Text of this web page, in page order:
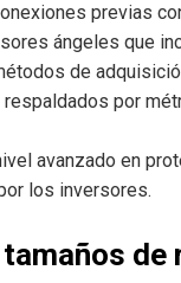
previas
ángeles que
de
por
avanzado en
los inversores.
de